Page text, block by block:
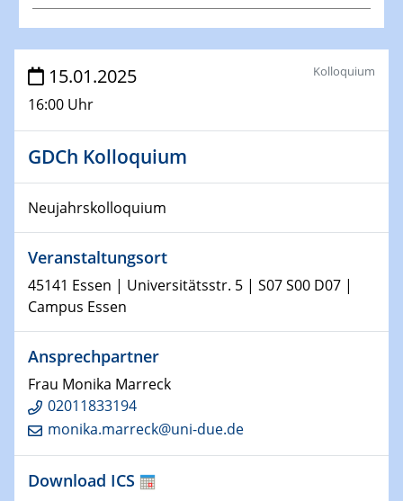
Veranstaltungen
30.11.-0001 - 06.02.2025
SFB/TRR 247 Seminar
Physikalisches Kolloquium
Shaping the future: The role of metrology in a changing
world
14.01.2025
SFB 1242 Kolloquium
Physikalisches Kolloquium
Comets – Why Should We Study Them?
15.01.2025
15.01.2025
16:00 Uhr
Kolloquium
GDCh Kolloquium
Neujahrskolloquium
Veranstaltungsort
45141 Essen | Universitätsstr. 5 | S07 S00 D07 |
Campus Essen
Ansprechpartner
Frau Monika Marreck
02011833194
monika.marreck@uni-due.de
Download ICS